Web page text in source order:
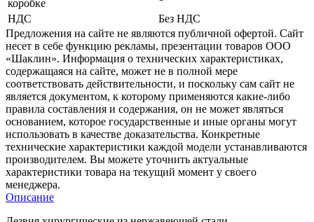
коробке
НДС
Без НДС
Предложения на сайте не являются публичной офертой. Сайт
несет в себе функцию рекламы, презентации товаров ООО
«Шаклин». Информация о технических характеристиках,
содержащаяся на сайте, может не в полной мере
соответствовать действительности, и поскольку сам сайт не
является документом, к которому применяются какие-либо
правила составления и содержания, он не может являться
основанием, которое государственные и иные органы могут
использовать в качестве доказательства. Конкретные
технические характеристики каждой модели устанавливаются
производителем. Вы можете уточнить актуальные
характеристики товара на текущий момент у своего
менеджера.
Описание